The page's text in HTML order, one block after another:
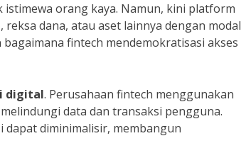
orang kaya. Namun, kini platform
dana, atau aset lainnya dengan modal
fintech mendemokratisasi akses
digital. Perusahaan fintech menggunakan
data dan transaksi pengguna.
dapat diminimalisir, membangun